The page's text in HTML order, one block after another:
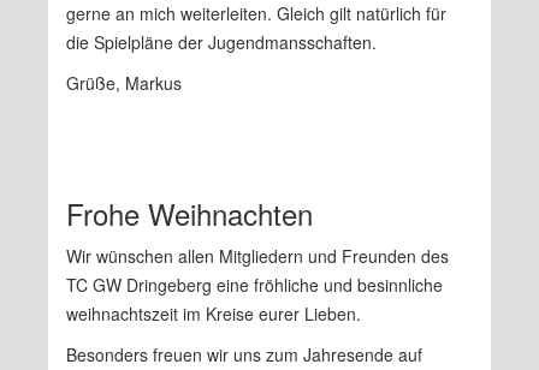
gerne an mich weiterleiten. Gleich gilt natürlich für
die Spielpläne der Jugendmansschaften.
Grüße, Markus
Frohe Weihnachten
Wir wünschen allen Mitgliedern und Freunden des
TC GW Dringeberg eine fröhliche und besinnliche
weihnachtszeit im Kreise eurer Lieben.
Besonders freuen wir uns zum Jahresende auf